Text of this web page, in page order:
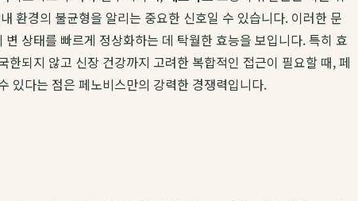
환경의 불균형을 알리는 중요한 신호일 수 있습니다. 이러한 문
상태를 빠르게 정상화하는 데 탁월한 효능을 보입니다. 특히 효
되지 않고 신장 건강까지 고려한 복합적인 접근이 필요할 때, 페
있다는 점은 페노비스만의 강력한 경쟁력입니다.